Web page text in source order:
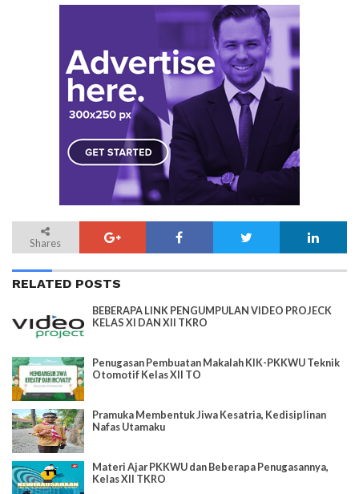
Shares
RELATED POSTS
BEBERAPA LINK PENGUMPULAN VIDEO PROJECK
KELAS XI DAN XII TKRO
Penugasan Pembuatan Makalah KIK-PKKWU Teknik
Otomotif Kelas XII TO
Pramuka Membentuk Jiwa Kesatria, Kedisiplinan
Nafas Utamaku
Materi Ajar PKKWU dan Beberapa Penugasannya,
Kelas XII TKRO